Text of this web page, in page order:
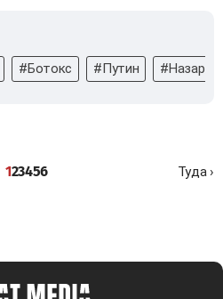
#Ботокс #Путин
123456 Туда ›